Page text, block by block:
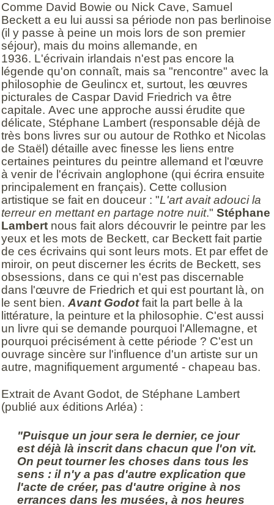
Comme David Bowie ou Nick Cave, Samuel
Beckett a eu lui aussi sa période non pas berlinoise
(il y passe à peine un mois lors de son premier
séjour), mais du moins allemande, en
1936. L'écrivain irlandais n'est pas encore la
légende qu'on connaît, mais sa "rencontre" avec la
philosophie de Geulincx et, surtout, les œuvres
picturales de Caspar David Friedrich va être
capitale. Avec une approche aussi érudite que
délicate, Stéphane Lambert (responsable déjà de
très bons livres sur ou autour de Rothko et Nicolas
de Staël) détaille avec finesse les liens entre
certaines peintures du peintre allemand et l'œuvre
à venir de l'écrivain anglophone (qui écrira ensuite
principalement en français). Cette collusion
artistique se fait en douceur : "L'art avait adouci la
terreur en mettant en partage notre nuit." Stéphane
Lambert nous fait alors découvrir le peintre par les
yeux et les mots de Beckett, car Beckett fait partie
de ces écrivains qui sont leurs mots. Et par effet de
miroir, on peut discerner les écrits de Beckett, ses
obsessions, dans ce qui n'est pas discernable
dans l'œuvre de Friedrich et qui est pourtant là, on
le sent bien.Avant Godot fait la part belle à la
littérature, la peinture et la philosophie. C'est aussi
un livre qui se demande pourquoi l'Allemagne, et
pourquoi précisément à cette période ? C'est un
ouvrage sincère sur l'influence d'un artiste sur un
autre, magnifiquement argumenté - chapeau bas.
Extrait de Avant Godot, de Stéphane Lambert
(publié aux éditions Arléa) :
"Puisque un jour sera le dernier, ce jour
est déjà là inscrit dans chacun que l'on vit.
On peut tourner les choses dans tous les
sens : il n'y a pas d'autre explication que
l'acte de créer, pas d'autre origine à nos
errances dans les musées, à nos heures